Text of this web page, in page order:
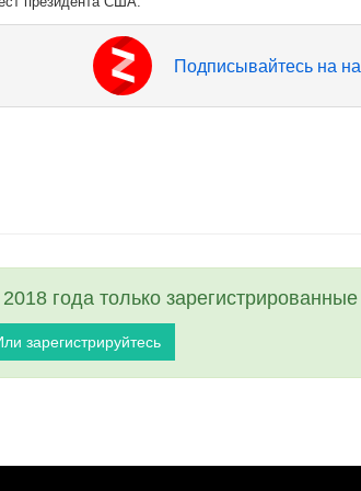
Подписывайтесь на
года только
зарегистрируйтесь